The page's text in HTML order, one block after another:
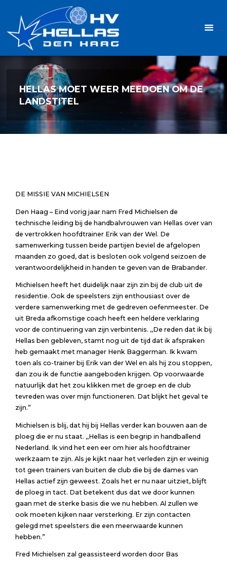
inhoud
HELLAS MOET WEER MEEDOEN OM DE
LANDSTITEL
DE MISSIE VAN MICHIELSEN
Den Haag – Eind vorig jaar nam Fred Michielsen de
technische leiding bij de handbalvrouwen van Hellas over van
de vertrokken hoofdtrainer Erik van der Wel. De
samenwerking tussen beide partijen beviel de afgelopen
maanden zo goed, dat is besloten ook volgend seizoen de
verantwoordelijkheid in handen te geven van de Brabander.
Michielsen heeft het duidelijk naar zijn zin bij de club uit de
residentie. Ook de speelsters zijn enthousiast over de
verdere samenwerking met de gedreven oefenmeester. De
uit Breda afkomstige coach heeft een heldere verklaring
voor de continuering van zijn verbintenis. ,,De reden dat ik bij
Hellas ben gebleven, stamt nog uit de tijd dat ik afspraken
heb gemaakt met manager Henk Baggerman. Ik kwam
toen als co-trainer bij Erik van der Wel en als hij zou stoppen,
dan zou ik de functie aangeboden krijgen. Op voorwaarde
natuurlijk dat het zou klikken met de groep en de club
tevreden was over mijn functioneren. Dat blijkt het geval te
zijn.”
Michielsen is blij, dat hij bij Hellas verder kan bouwen aan de
ploeg die er nu staat. ,,Hellas is een begrip in handballend
Nederland. Ik vind het een eer om hier als hoofdtrainer
werkzaam te zijn. Als je kijkt naar het verleden zijn er weinig
tot geen trainers van buiten de club die bij de dames van
Hellas actief zijn geweest. Zoals het er nu naar uitziet, blijft
de ploeg in tact. Dat betekent dus dat we door kunnen
gaan met de sterke basis die we nu hebben. Al zullen we
ook moeten kijken naar versterking. Er zijn contacten
gelegd met speelsters die een meerwaarde kunnen
hebben.”
Fred Michielsen zal geassisteerd worden door Bas